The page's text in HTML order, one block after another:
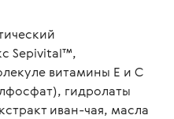
Sepivital™,
витамины Е и С
гидролаты
иван-чая, масла